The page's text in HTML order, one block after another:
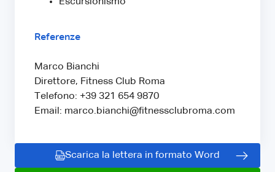
Referenze
Marco Bianchi
Direttore, Fitness Club Roma
Telefono: +39 321 654 9870
Email: marco.bianchi@fitnessclubroma.com
Scarica la lettera in formato Word